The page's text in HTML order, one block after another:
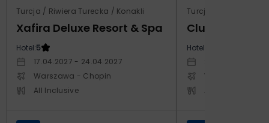
Turcja / Riwiera Turecka / Konakli
Xafira Deluxe Resort & Spa
Hotel:5
17.04.2027 - 24.04.2027
Warszawa - Chopin
All Inclusive
Turcja / Riwiera
Club Side
Hotel:
Warszawa -